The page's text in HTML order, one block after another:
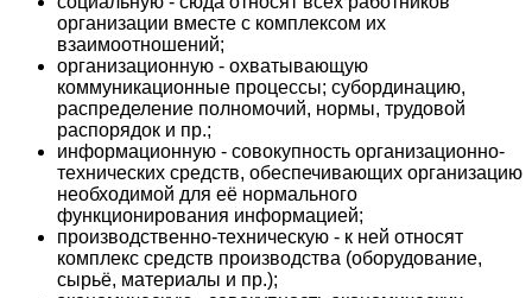
организации вместе с комплексом их
взаимоотношений;
организационную - охватывающую
коммуникационные процессы; субординацию,
распределение полномочий, нормы, трудовой
распорядок и пр.;
информационную - совокупность организационно-
технических средств, обеспечивающих организацию
необходимой для её нормального
функционирования информацией;
производственно-техническую - к ней относят
комплекс средств производства (оборудование,
сырьё, материалы и пр.);